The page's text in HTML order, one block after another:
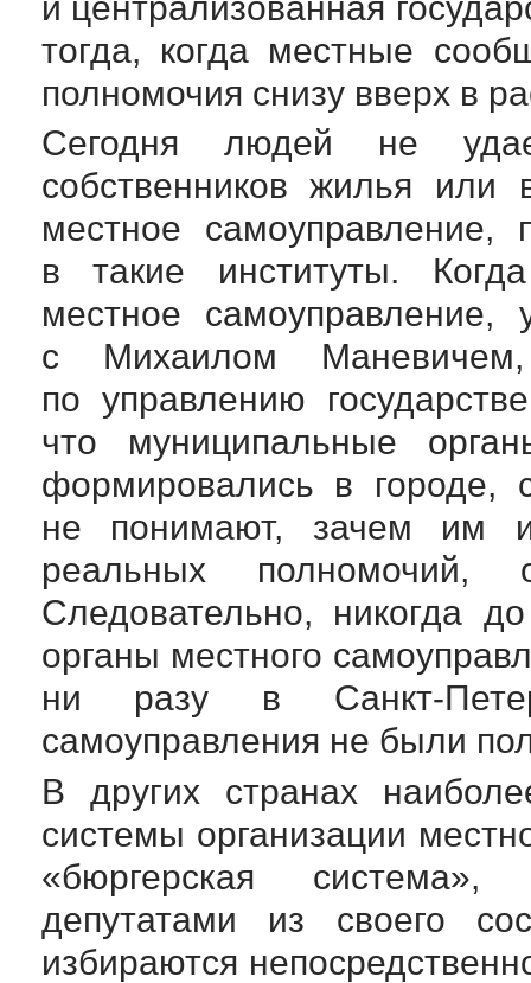
тогда, когда местные
полномочия снизу вверх в
Сегодня людей не
собственников жилья или
местное
в такие институты.
местное
с Михаилом Маневичем,
по управлению
что муниципальные
формировались в городе,
не понимают, зачем им
реальных
Следовательно, никогда
органы местного
ни разу в Санкт-
самоуправления не были
В других странах
системы организации
«бюргерская система»,
депутатами из своего
избираются